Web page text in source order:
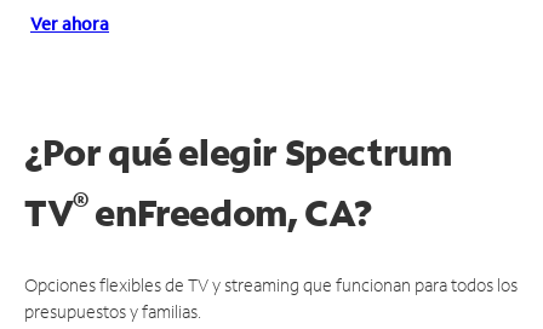
Ver ahora
¿Por qué elegir Spectrum
TV®enFreedom, CA?
Opciones flexibles de TV y streaming que funcionan para todos los
presupuestos y familias.